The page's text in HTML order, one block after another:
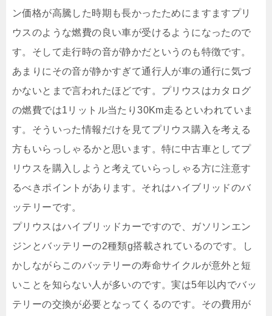
ン価格が高騰した時期も長かったためにますますプリ
ウスのような燃費の良い車が受けるようになったので
す。そして走行時の音が静かだというのも特徴です。
あまりにその音が静かすぎて通行人が車の通行に気づ
かないとまで言われたほどです。プリウスはカタログ
の燃費では1リットル当たり30Km走るといわれていま
す。そういった情報だけを見てプリウス購入を考える
方もいらっしゃるかと思います。特に中古車としてプ
リウスを購入しようと考えていらっしゃる方に注意す
るべきポイントがあります。それはハイブリッドのバ
ッテリーです。
プリウスはハイブリッドカーですので、ガソリンエン
ジンとバッテリーの2種類g搭載されているのです。し
かしながらこのバッテリーの寿命サイクルが意外と短
いことを知らない人が多いのです。実は5年以内でバッ
テリーの交換が必要となってくるのです。その費用が